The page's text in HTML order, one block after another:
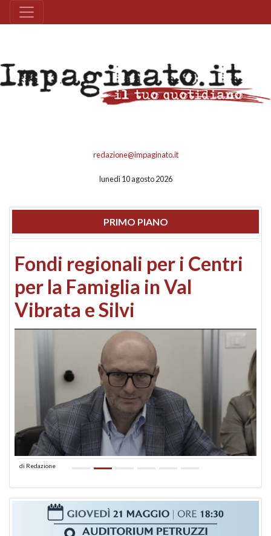
redazione@impaginato.it
lunedì 10 agosto 2026
PRIMO PIANO
Fondi regionali per i Centri
per la Famiglia in Val
Vibrata e Silvi
di Redazione